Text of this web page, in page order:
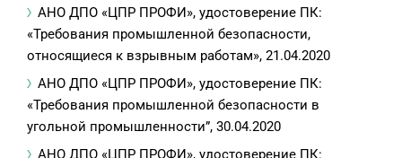
АНО ДПО «ЦПР ПРОФИ», удостоверение ПК:
«Требования промышленной безопасности,
относящиеся к взрывным работам», 21.04.2020
АНО ДПО «ЦПР ПРОФИ», удостоверение ПК:
«Требования промышленной безопасности в
угольной промышленности”, 30.04.2020
АНО ДПО «ЦПР ПРОФИ», удостоверение ПК: